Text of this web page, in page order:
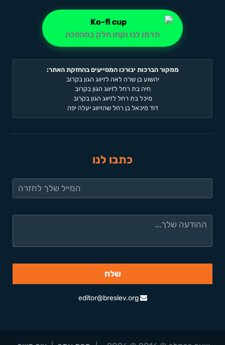
תרמו לנו וקחו חלק במהפכה
ממקור הברכות יבורכו המסייעים בהחזקת האתר:
יהשוע בן שרה לאה לזיווג הגון בקרוב
חיה בת רחל לזיווג הגון בקרוב
מיכל בת רחל לזיווג הגון בקרוב
דוד מיכאל בן רחל שהזיווג יעלה יפה
כתבו לנו
editor@breslev.org